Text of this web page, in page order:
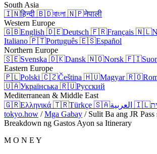
South Asia
🇮🇳हिन्दी 🇧🇩বাংলা 🇳🇵नेपाली
Western Europe
🇬🇧English 🇩🇪Deutsch 🇫🇷Français 🇳🇱
Italiano 🇵🇹Português 🇪🇸Español
Northern Europe
🇸🇪Svenska 🇩🇰Dansk 🇳🇴Norsk 🇫🇮
Eastern Europe
🇵🇱Polski 🇨🇿Čeština 🇭🇺Magyar🇷🇴
🇺🇦Українська 🇷🇺Русский
Mediterranean & Middle East
🇬🇷Ελληνικά 🇹🇷Türkçe 🇸🇦 🇮🇱
tokyo.how / Mga Gabay / Sulit Ba ang JR Pass
Breakdown ng Gastos Ayon sa Itinerary
M O N E Y